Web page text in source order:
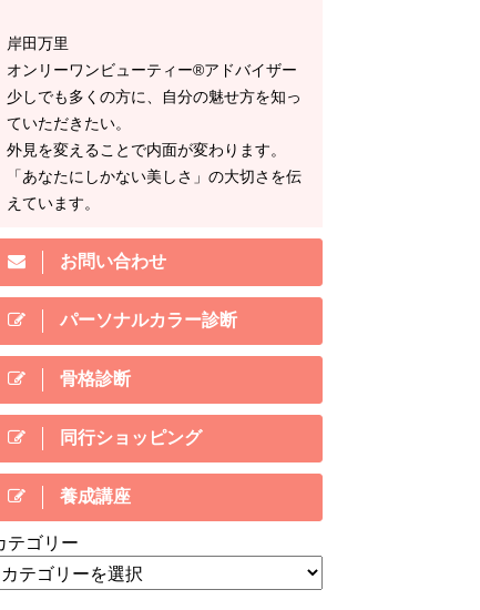
岸田万里
オンリーワンビューティー®アドバイザー
少しでも多くの方に、自分の魅せ方を知っ
ていただきたい。
外見を変えることで内面が変わります。
「あなたにしかない美しさ」の大切さを伝
えています。
お問い合わせ
パーソナルカラー診断
骨格診断
同行ショッピング
養成講座
テゴリー